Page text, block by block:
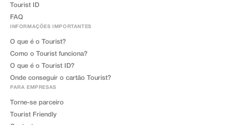
Tourist ID
FAQ
INFORMAÇÕES IMPORTANTES
O que é o Tourist?
Como o Tourist funciona?
O que é o Tourist ID?
Onde conseguir o cartão Tourist?
PARA EMPRESAS
Torne-se parceiro
Tourist Friendly